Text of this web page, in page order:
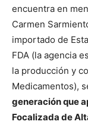
encuentra en
Carmen
importado de
FDA (la agencia
la producción y
Medicamentos),
generación que
Focalizada de